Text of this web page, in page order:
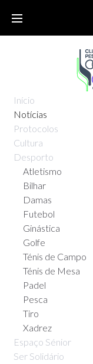
Início
Notícias
Protocolos
Cultura
Desporto
Atletismo
Bilhar
Damas
Futebol
Ginástica
Golfe
Ténis de Campo
Ténis de Mesa
Padel
Pesca
Tiro
Xadrez
Espaço Sénior
Ser Solidário